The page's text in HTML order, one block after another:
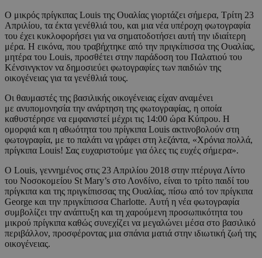
Ο μικρός πρίγκιπας Louis της Ουαλίας γιορτάζει σήμερα, Τρίτη 23
Απριλίου, τα έκτα γενέθλιά του, και μια νέα υπέροχη φωτογραφία
του έχει κυκλοφορήσει για να σηματοδοτήσει αυτή την ιδιαίτερη
μέρα. Η εικόνα, που τραβήχτηκε από την πριγκίπισσα της Ουαλίας,
μητέρα του Louis, προσθέτει στην παράδοση του Παλατιού του
Κένσινγκτον να δημοσιεύει φωτογραφίες των παιδιών της
οικογένειας για τα γενέθλιά τους.
Οι θαυμαστές της βασιλικής οικογένειας είχαν αναμένει
με ανυπομονησία την ανάρτηση της φωτογραφίας, η οποία
καθυστέρησε να εμφανιστεί μέχρι τις 14:00 ώρα Κύπρου. Η
ομορφιά και η αθωότητα του πρίγκιπα Louis ακτινοβολούν στη
φωτογραφία, με το παλάτι να γράφει στη λεζάντα, «Χρόνια πολλά,
πρίγκιπα Louis! Σας ευχαριστούμε για όλες τις ευχές σήμερα».
Ο Louis, γεννημένος στις 23 Απριλίου 2018 στην πτέρυγα Λίντο
του Νοσοκομείου St Mary’s στο Λονδίνο, είναι το τρίτο παιδί του
πρίγκιπα και της πριγκίπισσας της Ουαλίας, πίσω από τον πρίγκιπα
George και την πριγκίπισσα Charlotte. Αυτή η νέα φωτογραφία
συμβολίζει την ανάπτυξη και τη χαρούμενη προσωπικότητα του
μικρού πρίγκιπα καθώς συνεχίζει να μεγαλώνει μέσα στο βασιλικό
περιβάλλον, προσφέροντας μια σπάνια ματιά στην ιδιωτική ζωή της
οικογένειας.